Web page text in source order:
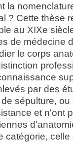
la
? Cette thèse
au XIXe
de médecine
le corps
par des
sépulture,
et n'ont
catégorie,